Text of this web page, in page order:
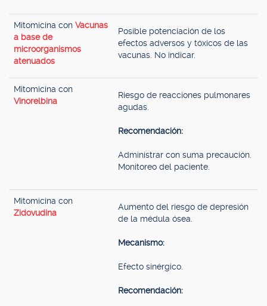
Mitomicina con Vacunas
a base de
microorganismos
atenuados
Posible potenciación de los
efectos adversos y tóxicos de las
vacunas. No indicar.
Mitomicina con
Vinorelbina
Riesgo de reacciones pulmonares
agudas.
Recomendación:
Administrar con suma precaución.
Monitoreo del paciente.
Mitomicina con
Zidovudina
Aumento del riesgo de depresión
de la médula ósea.
Mecanismo:
Efecto sinérgico.
Recomendación: